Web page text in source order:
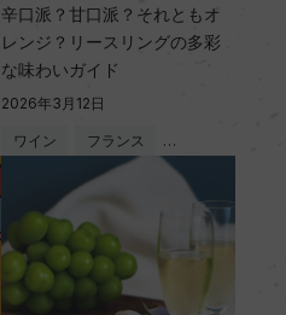
辛口派？甘口派？それともオ
レンジ？リースリングの多彩
な味わいガイド
2026年3月12日
ワイン フランス …